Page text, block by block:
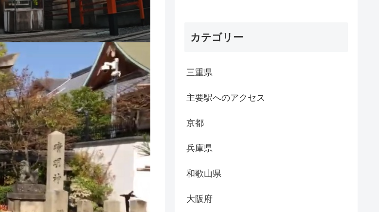
カテゴリー
三重県
主要駅へのアクセス
京都
兵庫県
和歌山県
大阪府